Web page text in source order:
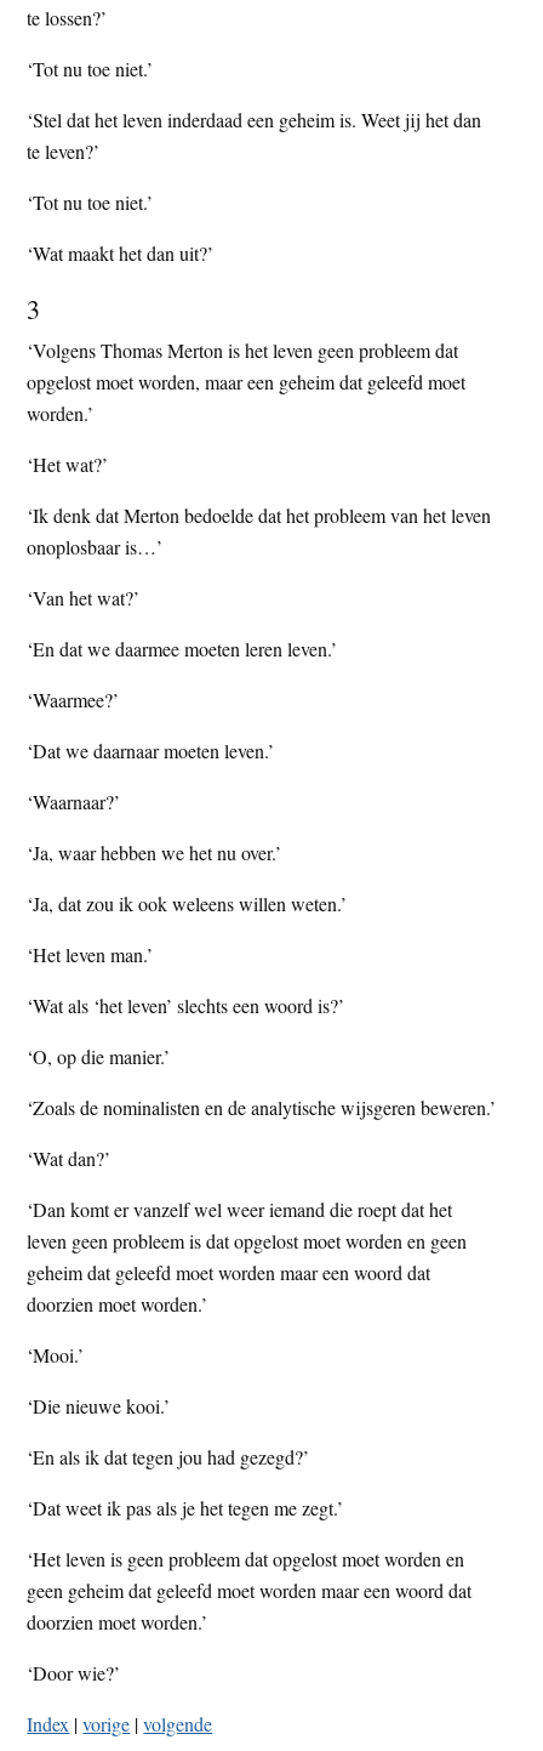
te lossen?’
‘Tot nu toe niet.’
‘Stel dat het leven inderdaad een geheim is. Weet jij het dan
te leven?’
‘Tot nu toe niet.’
‘Wat maakt het dan uit?’
3
‘Volgens Thomas Merton is het leven geen probleem dat
opgelost moet worden, maar een geheim dat geleefd moet
worden.’
‘Het wat?’
‘Ik denk dat Merton bedoelde dat het probleem van het leven
onoplosbaar is…’
‘Van het wat?’
‘En dat we daarmee moeten leren leven.’
‘Waarmee?’
‘Dat we daarnaar moeten leven.’
‘Waarnaar?’
‘Ja, waar hebben we het nu over.’
‘Ja, dat zou ik ook weleens willen weten.’
‘Het leven man.’
‘Wat als ‘het leven’ slechts een woord is?’
‘O, op die manier.’
‘Zoals de nominalisten en de analytische wijsgeren beweren.’
‘Wat dan?’
‘Dan komt er vanzelf wel weer iemand die roept dat het
leven geen probleem is dat opgelost moet worden en geen
geheim dat geleefd moet worden maar een woord dat
doorzien moet worden.’
‘Mooi.’
‘Die nieuwe kooi.’
‘En als ik dat tegen jou had gezegd?’
‘Dat weet ik pas als je het tegen me zegt.’
‘Het leven is geen probleem dat opgelost moet worden en
geen geheim dat geleefd moet worden maar een woord dat
doorzien moet worden.’
‘Door wie?’
Index |vorige |volgende